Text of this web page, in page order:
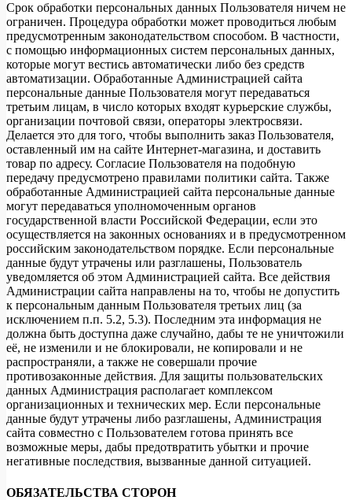
Срок обработки персональных данных Пользователя ничем не
ограничен. Процедура обработки может проводиться любым
предусмотренным законодательством способом. В частности,
с помощью информационных систем персональных данных,
которые могут вестись автоматически либо без средств
автоматизации. Обработанные Администрацией сайта
персональные данные Пользователя могут передаваться
третьим лицам, в число которых входят курьерские службы,
организации почтовой связи, операторы электросвязи.
Делается это для того, чтобы выполнить заказ Пользователя,
оставленный им на сайте Интернет-магазина, и доставить
товар по адресу. Согласие Пользователя на подобную
передачу предусмотрено правилами политики сайта. Также
обработанные Администрацией сайта персональные данные
могут передаваться уполномоченным органов
государственной власти Российской Федерации, если это
осуществляется на законных основаниях и в предусмотренном
российским законодательством порядке. Если персональные
данные будут утрачены или разглашены, Пользователь
уведомляется об этом Администрацией сайта. Все действия
Администрации сайта направлены на то, чтобы не допустить
к персональным данным Пользователя третьих лиц (за
исключением п.п. 5.2, 5.3). Последним эта информация не
должна быть доступна даже случайно, дабы те не уничтожили
её, не изменили и не блокировали, не копировали и не
распространяли, а также не совершали прочие
противозаконные действия. Для защиты пользовательских
данных Администрация располагает комплексом
организационных и технических мер. Если персональные
данные будут утрачены либо разглашены, Администрация
сайта совместно с Пользователем готова принять все
возможные меры, дабы предотвратить убытки и прочие
негативные последствия, вызванные данной ситуацией.
ОБЯЗАТЕЛЬСТВА СТОРОН